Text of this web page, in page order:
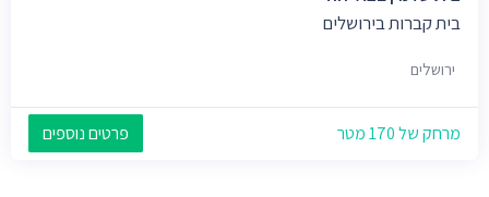
בית קברות בירושלים
ירושלים
מרחק של 170 מטר פרטים נוספים